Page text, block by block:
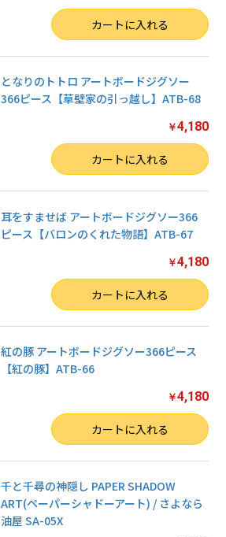
カートに入れる
となりのトトロ アートボードジグソー
366ピース【草壁家の引っ越し】ATB-68
￥4,180
カートに入れる
耳をすませば アートボードジグソー366
ピース【バロンのくれた物語】ATB-67
￥4,180
カートに入れる
紅の豚 アートボードジグソー366ピース
【紅の豚】ATB-66
￥4,180
カートに入れる
千と千尋の神隠し PAPER SHADOW
ART(ペーパーシャドーアート) / さよなら
油屋 SA-05X